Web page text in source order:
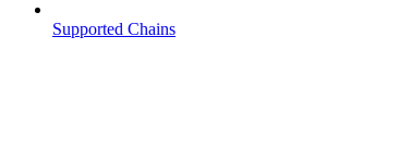
Supported Chains